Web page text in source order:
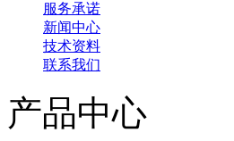
服务承诺
新闻中心
技术资料
联系我们
产品中心